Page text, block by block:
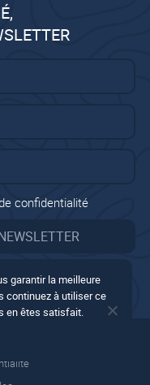
confidentialité
garantir la meilleure
continuez à utiliser ce
en êtes satisfait.